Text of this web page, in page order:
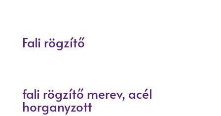
Fali rögzítő
fali rögzítő merev, acél
horganyzott